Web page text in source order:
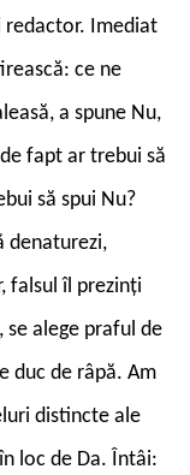
redactor. Imediat
ce ne
a spune Nu,
fapt ar trebui să
să spui Nu?
denaturezi,
falsul îl prezinți
alege praful de
duc de râpă. Am
distincte ale
loc de Da. Întâi: